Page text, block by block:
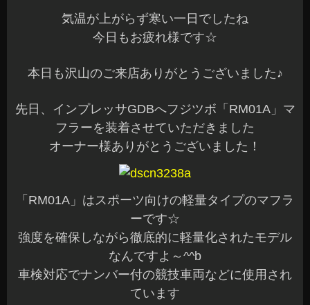
気温が上がらず寒い一日でしたね
今日もお疲れ様です☆
本日も沢山のご来店ありがとうございました♪
先日、インプレッサGDBへフジツボ「RM01A」マ
フラーを装着させていただきました
オーナー様ありがとうございました！
「RM01A」はスポーツ向けの軽量タイプのマフラ
ーです☆
強度を確保しながら徹底的に軽量化されたモデル
なんですよ～^^b
車検対応でナンバー付の競技車両などに使用され
ています